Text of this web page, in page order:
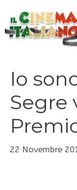
contenuto
Io
Segre
22 Novembre